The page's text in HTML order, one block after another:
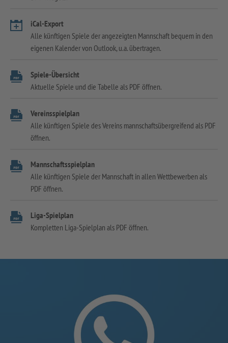
iCal-Export
Alle künftigen Spiele der angezeigten Mannschaft bequem in den
eigenen Kalender von Outlook, u.a. übertragen.
Spiele-Übersicht
Aktuelle Spiele und die Tabelle als PDF öffnen.
Vereinsspielplan
Alle künftigen Spiele des Vereins mannschaftsübergreifend als PDF
öffnen.
Mannschaftsspielplan
Alle künftigen Spiele der Mannschaft in allen Wettbewerben als
PDF öffnen.
Liga-Spielplan
Kompletten Liga-Spielplan als PDF öffnen.